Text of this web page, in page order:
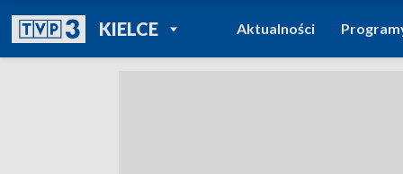
KIELCEPOWRÓT DO
TVP REGIONY
Aktualności